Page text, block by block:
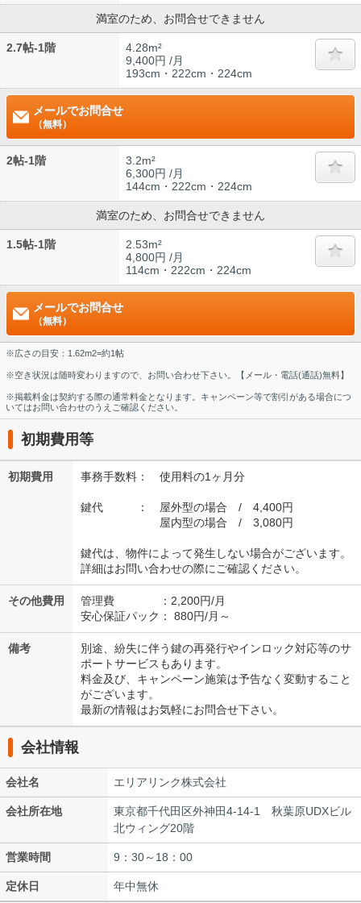
満室のため、お問合せできません
2.7帖-1階
4.28m²
9,400円 /月
193cm・222cm・224cm
メールでお問合せ
（無料）
2帖-1階
3.2m²
6,300円 /月
144cm・222cm・224cm
満室のため、お問合せできません
1.5帖-1階
2.53m²
4,800円 /月
114cm・222cm・224cm
メールでお問合せ
（無料）
※広さの目安：1.62m2=約1帖
※空き状況は随時変わりますので、お問い合わせ下さい。【メール・電話(通話)無料】
※掲載料金は契約する際の通常料金となります。キャンペーン等で割引がある場合につ
いてはお問い合わせのうえご確認ください。
初期費用等
初期費用 事務手数料： 使用料の1ヶ月分
鍵代 ： 屋外型の場合 / 4,400円
屋内型の場合 / 3,080円
鍵代は、物件によって発生しない場合がございます。
詳細はお問い合わせの際にご確認ください。
その他費用
管理費 ：2,200円/月
安心保証パック： 880円/月～
備考
別途、紛失に伴う鍵の再発行やインロック対応等のサ
ポートサービスもあります。
料金及び、キャンペーン施策は予告なく変動すること
がございます。
最新の情報はお気軽にお問合せ下さい。
会社情報
会社名 エリアリンク株式会社
会社所在地
東京都千代田区外神田4-14-1 秋葉原UDXビル
北ウィング20階
営業時間 9：30～18：00
定休日 年中無休